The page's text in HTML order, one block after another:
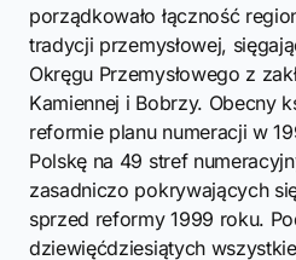
porządkowało łączność
tradycji przemysłowej,
Okręgu Przemysłowego z
Kamiennej i Bobrzy. Obecny
reformie planu numeracji w
Polskę na 49 stref
zasadniczo pokrywających
sprzed reformy 1999 roku.
dziewięćdziesiątych